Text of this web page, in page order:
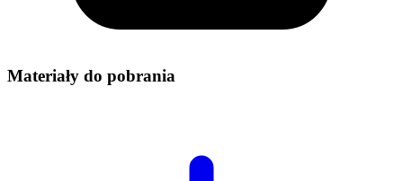
Materiały do pobrania